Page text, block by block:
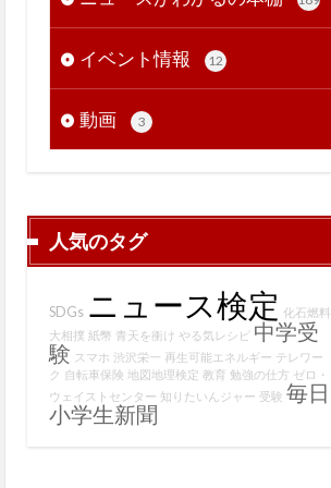
イベント情報 12
動画 3
人気のタグ
SDGs ニュース検定 化石燃料
大相撲 紙幣 青天を衝け やる気レシピ 中学受
験 スマホ 渋沢栄一 再生可能エネルギー テレワー
ク 自転車保険 地図地理検定 教育 勉強の仕方 ゼロ・
ウェイストセンター 知りたいんジャー 受験 毎日
小学生新聞